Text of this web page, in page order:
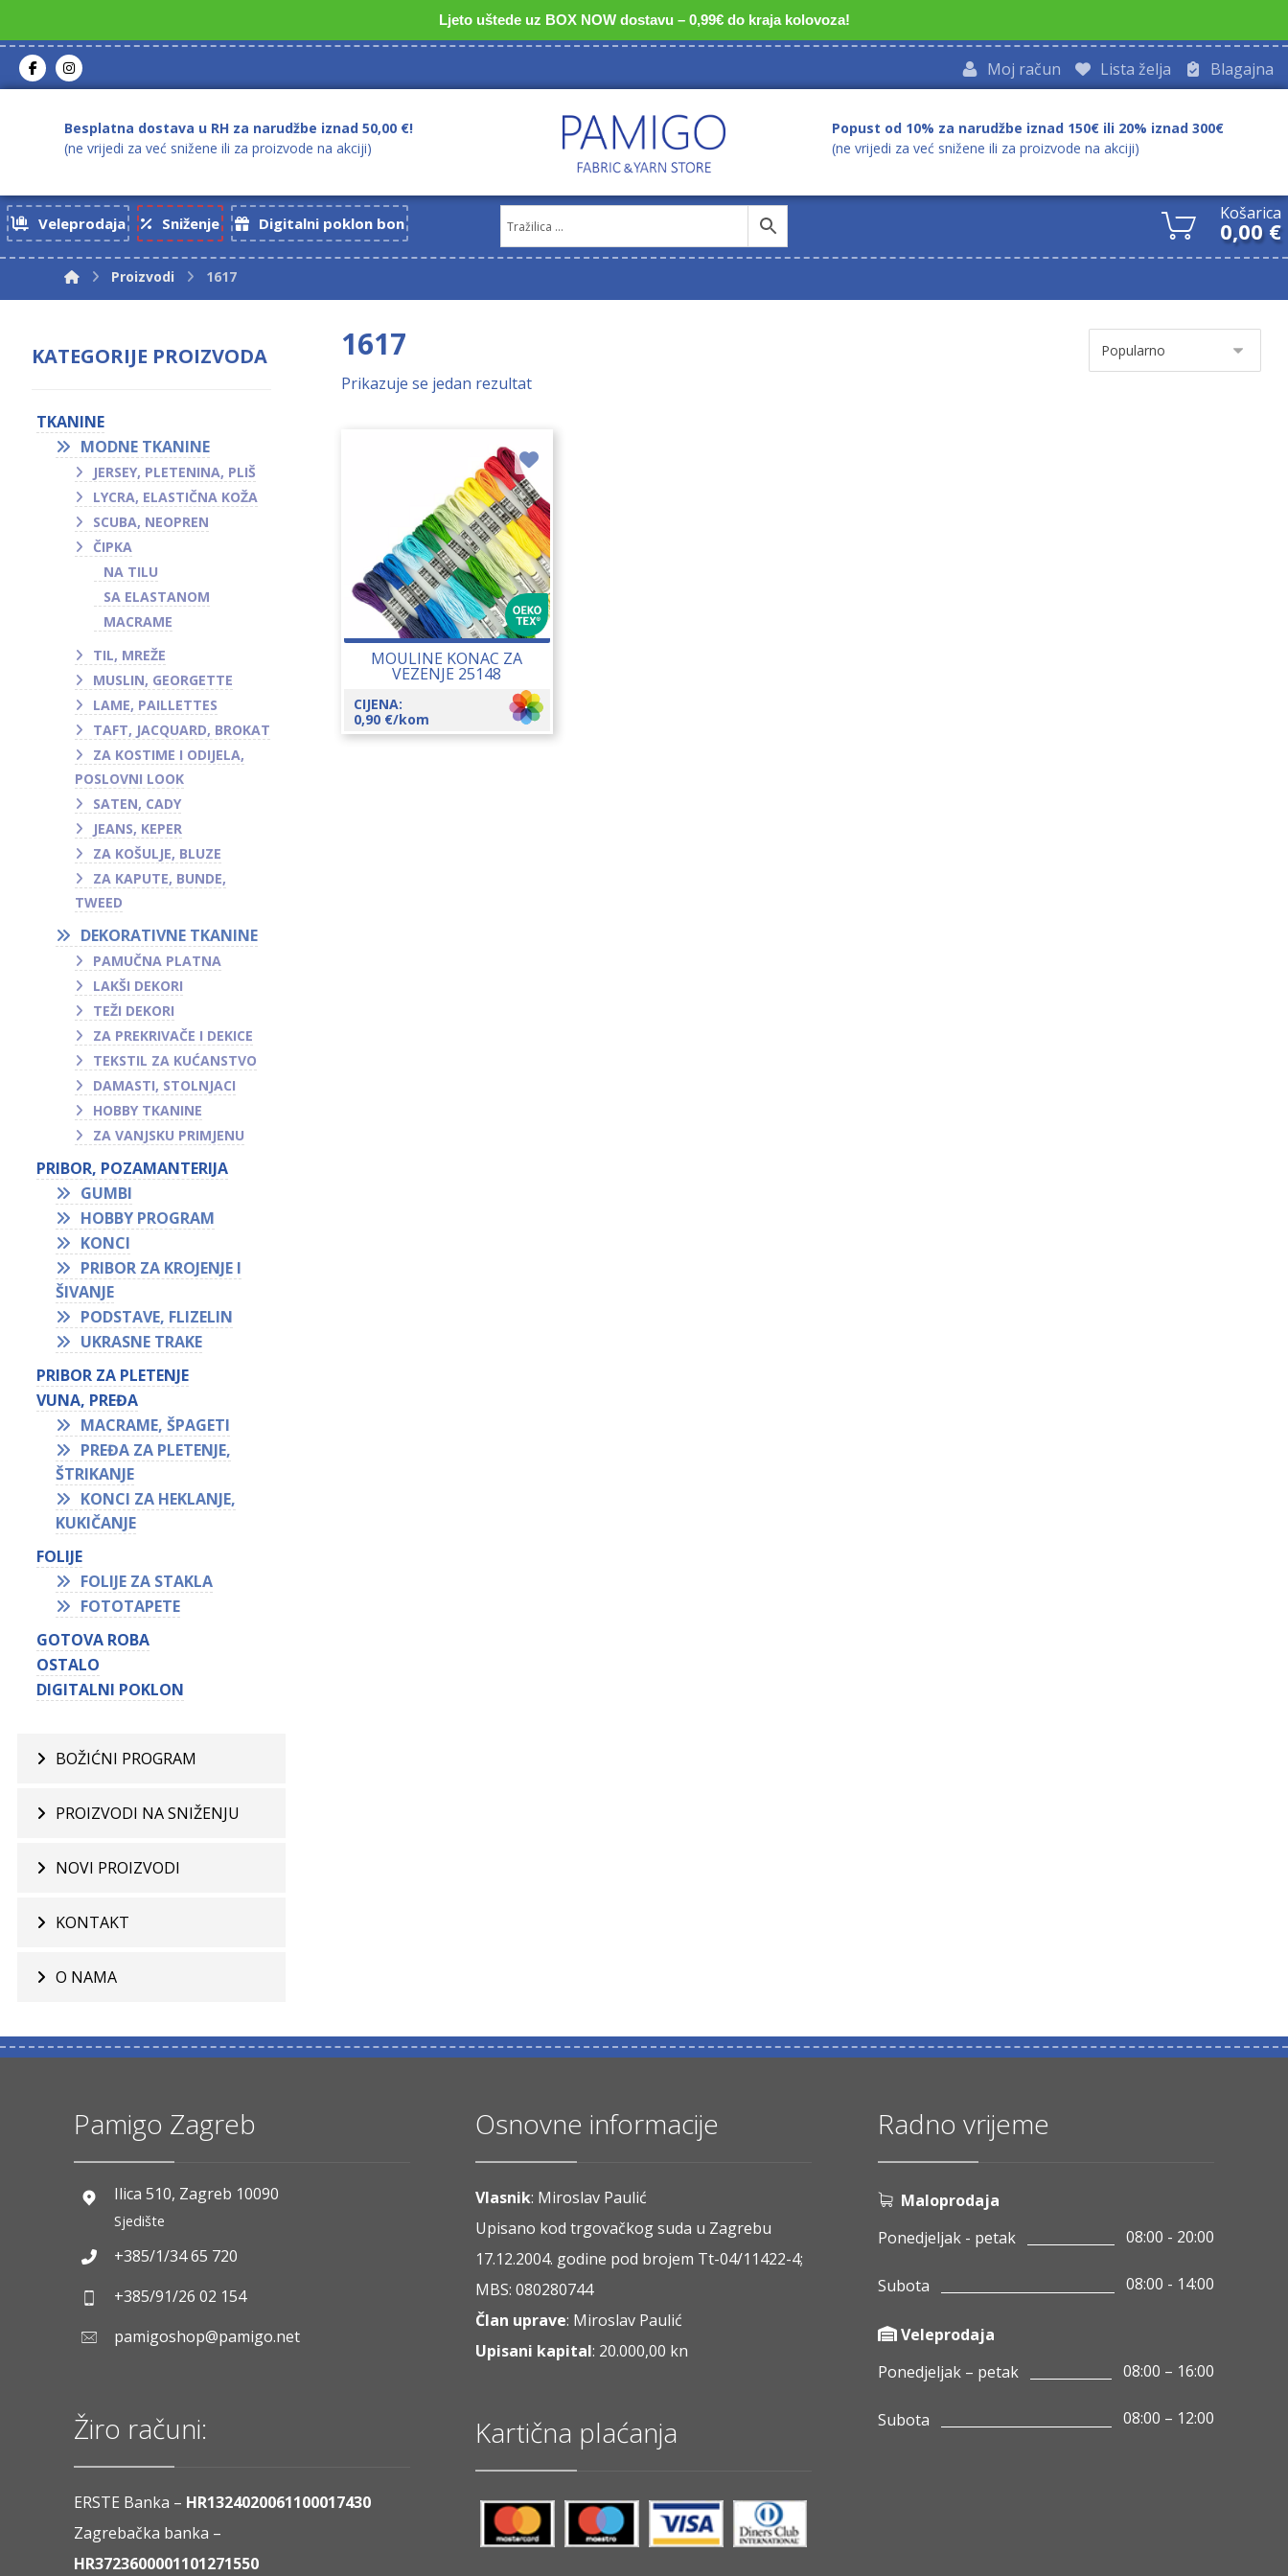
Ljeto uštede uz BOX NOW dostavu – 0,99€ do kraja kolovoza!
Blagajna
Lista želja
Moj račun
Besplatna dostava u RH za narudžbe iznad 50,00 €!
(ne vrijedi za već snižene ili za proizvode na akciji)
Popust od 10% za narudžbe iznad 150€ ili 20% iznad 300€
(ne vrijedi za već snižene ili za proizvode na akciji)
Veleprodaja Sniženje Digitalni poklon bon Košarica
0,00 €
Proizvodi 1617
1617
Prikazuje se jedan rezultat
MOULINE KONAC ZA
VEZENJE 25148
CIJENA:
0,90 €/kom
KATEGORIJE PROIZVODA
TKANINE
MODNE TKANINE
JERSEY, PLETENINA, PLIŠ
LYCRA, ELASTIČNA KOŽA
SCUBA, NEOPREN
ČIPKA
NA TILU
SA ELASTANOM
MACRAME
TIL, MREŽE
MUSLIN, GEORGETTE
LAME, PAILLETTES
TAFT, JACQUARD, BROKAT
ZA KOSTIME I ODIJELA,
POSLOVNI LOOK
SATEN, CADY
JEANS, KEPER
ZA KOŠULJE, BLUZE
ZA KAPUTE, BUNDE,
TWEED
DEKORATIVNE TKANINE
PAMUČNA PLATNA
LAKŠI DEKORI
TEŽI DEKORI
ZA PREKRIVAČE I DEKICE
TEKSTIL ZA KUĆANSTVO
DAMASTI, STOLNJACI
HOBBY TKANINE
ZA VANJSKU PRIMJENU
PRIBOR, POZAMANTERIJA
GUMBI
HOBBY PROGRAM
KONCI
PRIBOR ZA KROJENJE I
ŠIVANJE
PODSTAVE, FLIZELIN
UKRASNE TRAKE
PRIBOR ZA PLETENJE
VUNA, PREĐA
MACRAME, ŠPAGETI
PREĐA ZA PLETENJE,
ŠTRIKANJE
KONCI ZA HEKLANJE,
KUKIČANJE
FOLIJE
FOLIJE ZA STAKLA
FOTOTAPETE
GOTOVA ROBA
OSTALO
DIGITALNI POKLON
BOŽIĆNI PROGRAM
PROIZVODI NA SNIŽENJU
NOVI PROIZVODI
KONTAKT
O NAMA
Pamigo Zagreb
Ilica 510, Zagreb 10090
Sjedište
+385/1/34 65 720
+385/91/26 02 154
pamigoshop@pamigo.net
Žiro računi:
ERSTE Banka – HR1324020061100017430
Zagrebačka banka –
HR3723600001101271550
Osnovne informacije
Vlasnik: Miroslav Paulić
Upisano kod trgovačkog suda u Zagrebu
17.12.2004. godine pod brojem Tt-04/11422-4;
MBS: 080280744
Član uprave: Miroslav Paulić
Upisani kapital: 20.000,00 kn
Kartična plaćanja
Radno vrijeme
Maloprodaja
Ponedjeljak - petak
08:00 - 20:00
Subota 08:00 - 14:00
Veleprodaja
Ponedjeljak – petak
08:00 – 16:00
Subota 08:00 – 12:00